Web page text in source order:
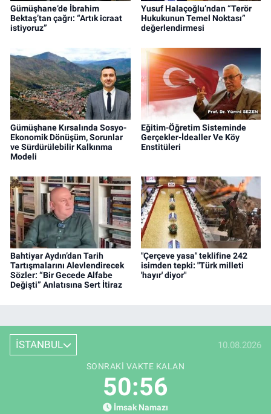
Gümüşhane’de İbrahim
Bektaş’tan çağrı: “Artık icraat
istiyoruz”
Yusuf Halaçoğlu’ndan “Terör
Hukukunun Temel Noktası”
değerlendirmesi
Gümüşhane Kırsalında Sosyo-
Ekonomik Dönüşüm, Sorunlar
ve Sürdürülebilir Kalkınma
Modeli
Eğitim-Öğretim Sisteminde
Gerçekler-İdealler Ve Köy
Enstitüleri
Bahtiyar Aydın’dan Tarih
Tartışmalarını Alevlendirecek
Sözler: “Bir Gecede Alfabe
Değişti” Anlatısına Sert İtiraz
"Çerçeve yasa" teklifine 242
isimden tepki: "Türk milleti
'hayır' diyor"
İSTANBUL 10.08.2026
SONRAKI VAKTE KALAN
50:56
İmsak Namazı